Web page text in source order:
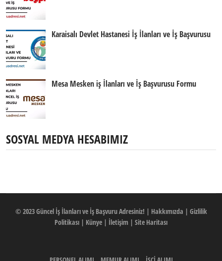
Karaisalı Devlet Hastanesi İş İlanları ve İş Başvurusu
Mesa Mesken iş İlanları ve İş Başvurusu Formu
SOSYAL MEDYA HESABIMIZ
© 2023Güncel İş İlanları ve İş Başvuru Adresiniz! | Hakkımızda | Gizlilik
Politikası | Künye | İletişim | Site Haritası